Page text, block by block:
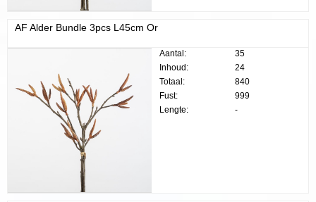
AF Alder Bundle 3pcs L45cm Or
Aantal:
35
Inhoud:
24
Totaal:
840
Fust:
999
Lengte:
-